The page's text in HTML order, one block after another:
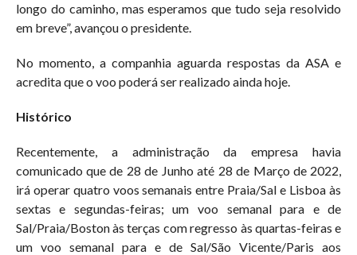
longo do caminho, mas esperamos que tudo seja resolvido
em breve”, avançou o presidente.
No momento, a companhia aguarda respostas da ASA e
acredita que o voo poderá ser realizado ainda hoje.
Histórico
Recentemente, a administração da empresa havia
comunicado que de 28 de Junho até 28 de Março de 2022,
irá operar quatro voos semanais entre Praia/Sal e Lisboa às
sextas e segundas-feiras; um voo semanal para e de
Sal/Praia/Boston às terças com regresso às quartas-feiras e
um voo semanal para e de Sal/São Vicente/Paris aos